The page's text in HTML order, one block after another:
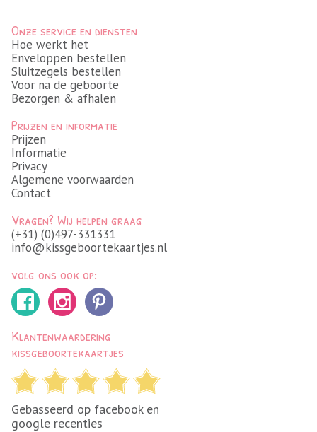
Onze service en diensten
Hoe werkt het
Enveloppen bestellen
Sluitzegels bestellen
Voor na de geboorte
Bezorgen & afhalen
Prijzen en informatie
Prijzen
Informatie
Privacy
Algemene voorwaarden
Contact
Vragen? Wij helpen graag
(+31) (0)497-331331
info@kissgeboortekaartjes.nl
volg ons ook op:
Klantenwaardering
kissgeboortekaartjes
Gebasseerd op facebook en
google recenties